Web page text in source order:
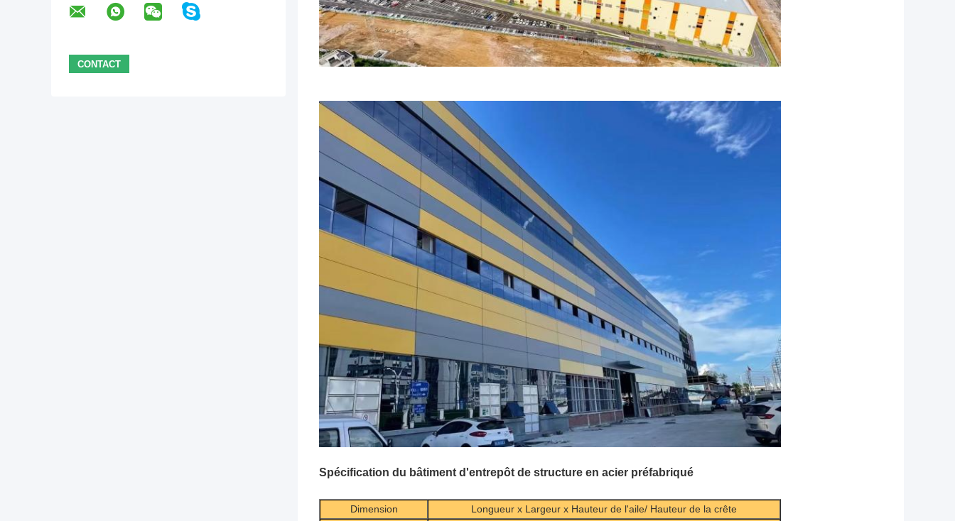
Spécification du bâtiment d'entrepôt de structure en acier préfabriqué
Dimension
Longueur x Largeur x Hauteur de l'aile/ Hauteur de la crête